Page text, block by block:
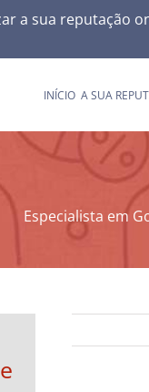
a sua reputação
INÍCIO A SUA
Especialista em